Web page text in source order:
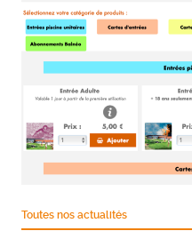
Toutes nos actualités